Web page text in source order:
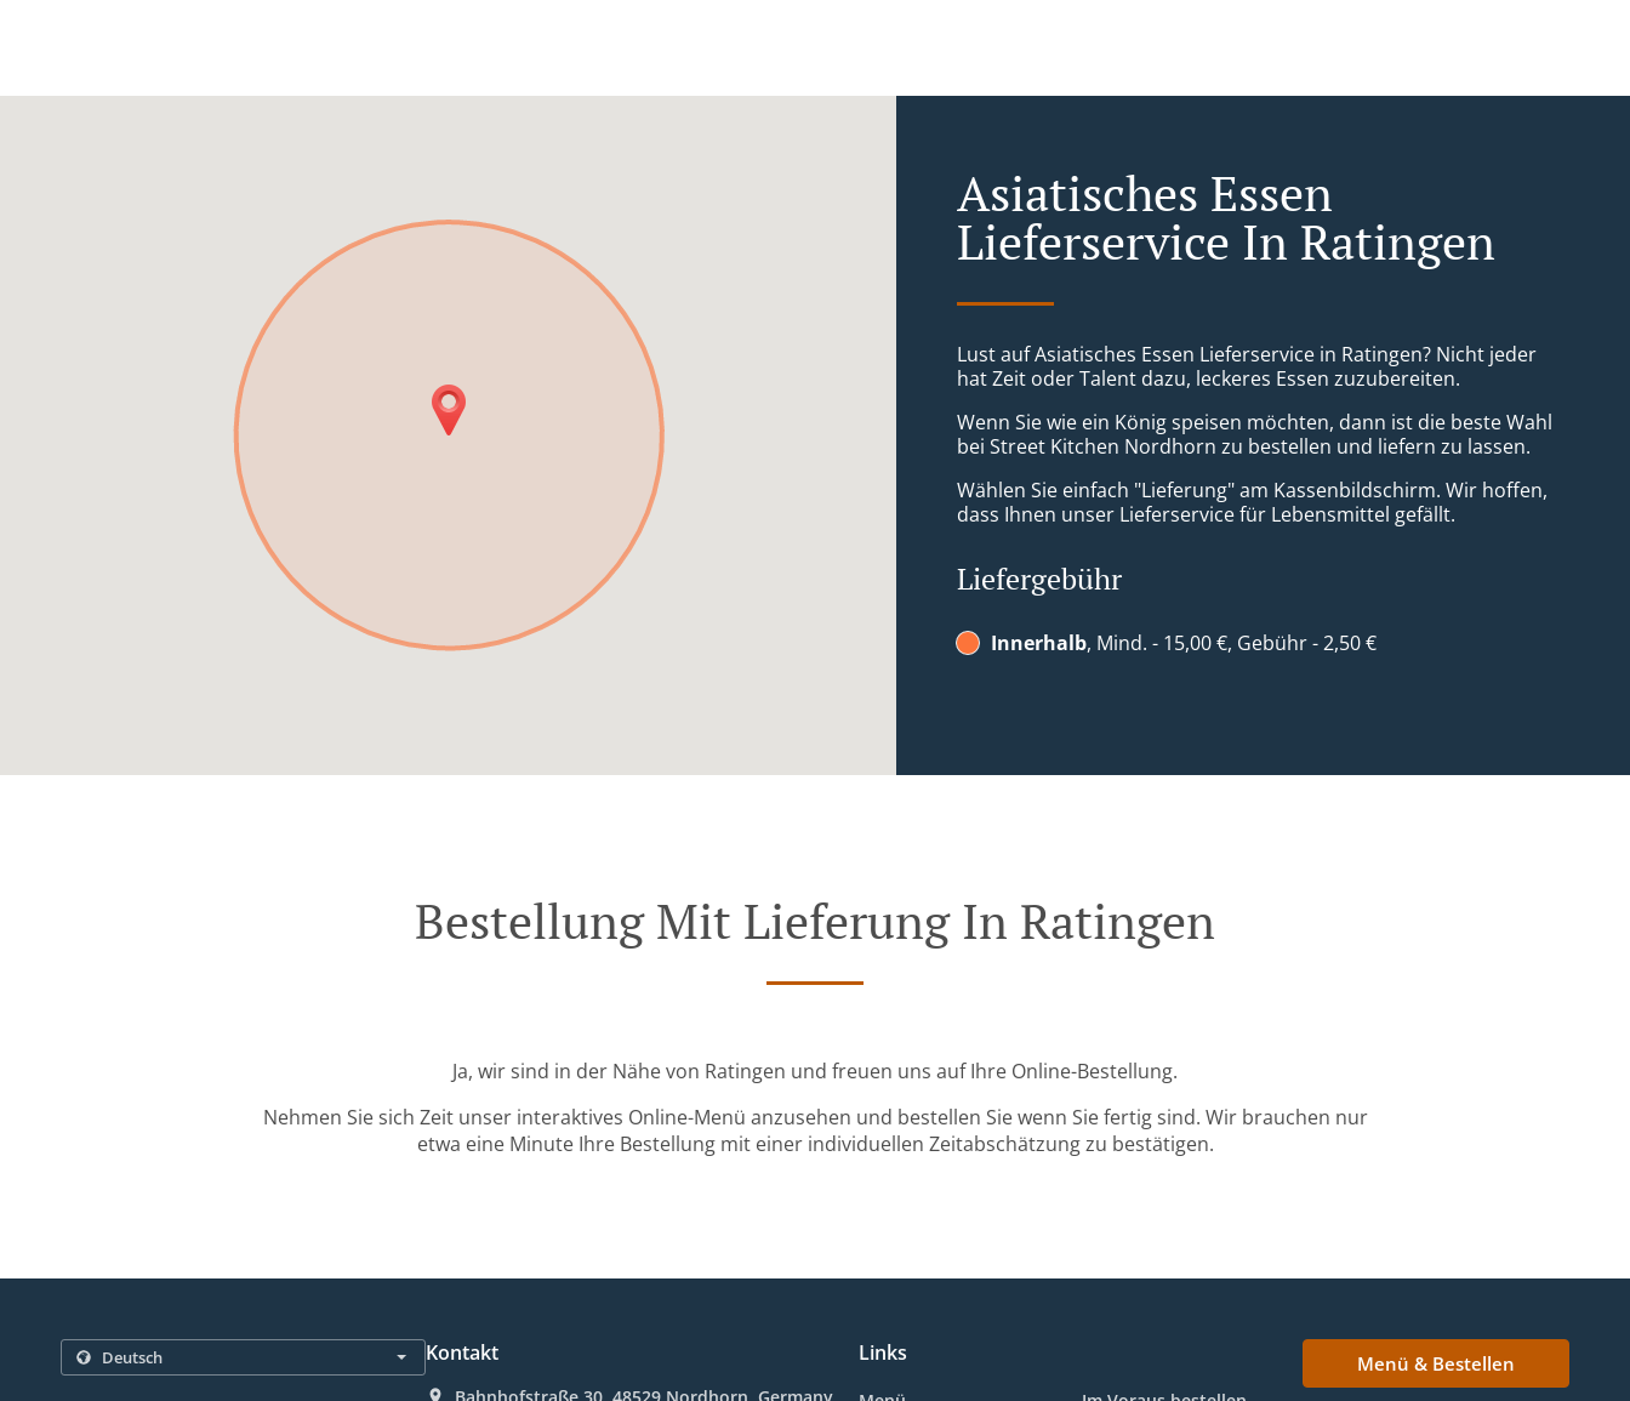
Asiatisches Essen
Lieferservice In Ratingen
Lust auf Asiatisches Essen Lieferservice in Ratingen? Nicht jeder
hat Zeit oder Talent dazu, leckeres Essen zuzubereiten.
Wenn Sie wie ein König speisen möchten, dann ist die beste Wahl
bei Street Kitchen Nordhorn zu bestellen und liefern zu lassen.
Wählen Sie einfach "Lieferung" am Kassenbildschirm. Wir hoffen,
dass Ihnen unser Lieferservice für Lebensmittel gefällt.
Liefergebühr
Innerhalb, Mind. - 15,00 €, Gebühr - 2,50 €
Bestellung Mit Lieferung In Ratingen
Ja, wir sind in der Nähe von Ratingen und freuen uns auf Ihre Online-Bestellung.
Nehmen Sie sich Zeit unser interaktives Online-Menü anzusehen und bestellen Sie wenn Sie fertig sind. Wir brauchen nur
etwa eine Minute Ihre Bestellung mit einer individuellen Zeitabschätzung zu bestätigen.
Kontakt Links Menü & Bestellen